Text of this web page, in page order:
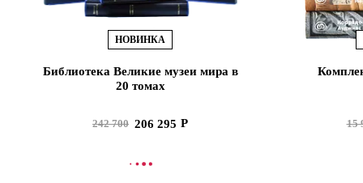
НОВИНКА
Библиотека Великие музеи мира в
20 томах
242 700 206 295
В КОРЗИНУ
15